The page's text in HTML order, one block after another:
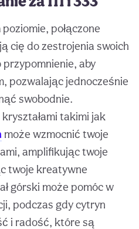
połączone
cię do zestrojenia swoich
przypomnienie, aby
pozwalając jednocześnie
swobodnie.
takimi jak
może wzmocnić twoje
amplifikując twoje
twoje kreatywne
górski może pomóc w
podczas gdy cytryn
i radość, które są